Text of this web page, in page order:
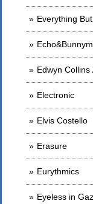
Everything
Edwyn
Electronic
Elvis Costello
Erasure
Eurythmics
Eyeless in